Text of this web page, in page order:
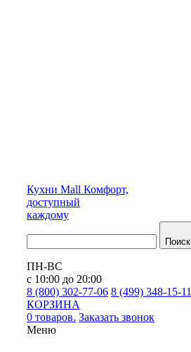
Кухни Mall Комфорт,
доступный
каждому
Поиск
ПН-ВС
с 10:00 до 20:00
8 (800) 302-77-06 8 (499) 348-15-11
КОРЗИНА
0 товаров. Заказать звонок
Меню